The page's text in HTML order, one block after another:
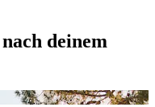
deinem